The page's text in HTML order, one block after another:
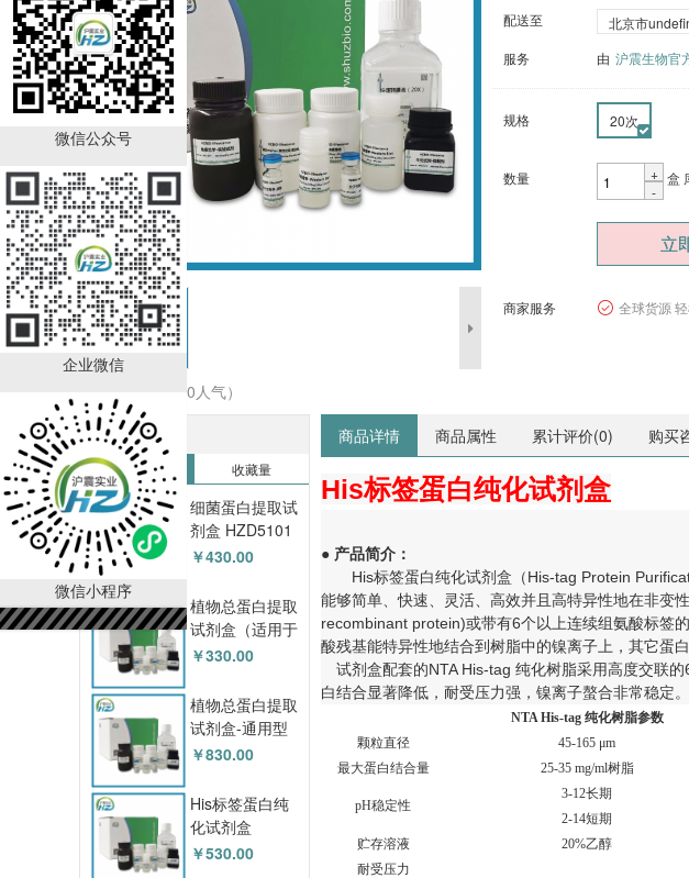
微信公众号
企业微信
微信小程序
收藏商品（0人气）
配送至 北京市
服务 由 沪震生物官
规格 20次
数量
+
-
盒
立
商家服务 全球货源
热销排行榜
销售量 收藏量
细菌蛋白提取试
剂盒 HZD5101
￥430.00
植物总蛋白提取
试剂盒（适用于
模式植物）
￥330.00
植物总蛋白提取
试剂盒-通用型
HZD5103
￥830.00
His标签蛋白纯
化试剂盒
HZD5201
￥530.00
商品详情 商品属性 累计评价(0) 购买
His标签蛋白纯化试剂盒
● 产品简介：
His标签蛋白纯化试剂盒（His-tag Protein
能够简单、快速、灵活、高效并且高特异性地在非变
recombinant protein)或带有6个以上连续组氨酸标签
酸残基能特异性地结合到树脂中的镍离子上，其它蛋
试剂盒配套的NTA His-tag 纯化树脂采用高度交联
白结合显著降低，耐受压力强，镍离子螯合非常稳定
NTA His-tag 纯化树脂参数
颗粒直径
45-165 μm
最大蛋白结合量
25-35 mg/ml树脂
pH稳定性
3-12长期
2-14短期
贮存溶液
20%乙醇
耐受压力